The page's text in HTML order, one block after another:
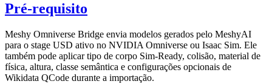
Pré-requisito
Meshy Omniverse Bridge envia modelos gerados pelo MeshyAI
para o stage USD ativo no NVIDIA Omniverse ou Isaac Sim. Ele
também pode aplicar tipo de corpo Sim-Ready, colisão, material de
física, altura, classe semântica e configurações opcionais de
Wikidata QCode durante a importação.